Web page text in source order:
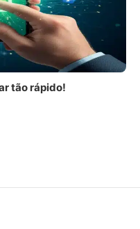
tão rápido!